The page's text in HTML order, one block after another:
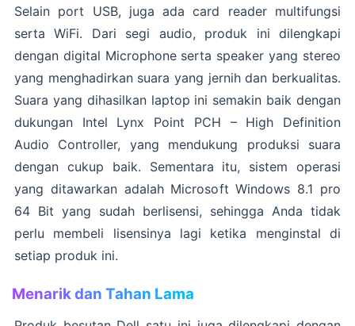
Selain port USB, juga ada card reader multifungsi
serta WiFi. Dari segi audio, produk ini dilengkapi
dengan digital Microphone serta speaker yang stereo
yang menghadirkan suara yang jernih dan berkualitas.
Suara yang dihasilkan laptop ini semakin baik dengan
dukungan Intel Lynx Point PCH – High Definition
Audio Controller, yang mendukung produksi suara
dengan cukup baik. Sementara itu, sistem operasi
yang ditawarkan adalah Microsoft Windows 8.1 pro
64 Bit yang sudah berlisensi, sehingga Anda tidak
perlu membeli lisensinya lagi ketika menginstal di
setiap produk ini.
Menarik dan Tahan Lama